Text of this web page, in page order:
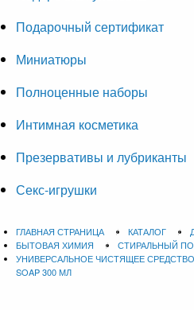
Подарочный сертификат
Миниатюры
Полноценные наборы
Интимная косметика
Презервативы и лубриканты
Секс-игрушки
ГЛАВНАЯ СТРАНИЦА КАТАЛОГ
БЫТОВАЯ ХИМИЯ
СТИРАЛЬНЫЙ
УНИВЕРСАЛЬНОЕ ЧИСТЯЩЕЕ
SOAP 300 МЛ